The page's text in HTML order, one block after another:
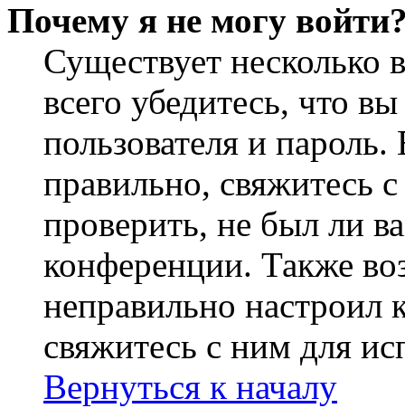
Почему я не могу
Существует
всего убедитесь, что
пользователя и
правильно, свяжитесь
проверить, не был ли
конференции. Также
неправильно
свяжитесь с ним для
Вернуться к началу